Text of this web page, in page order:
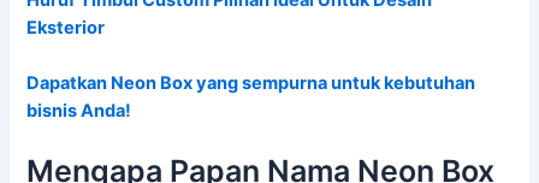
Eksterior
Dapatkan Neon Box yang sempurna untuk kebutuhan
bisnis Anda!
Mengapa Papan Nama Neon Box